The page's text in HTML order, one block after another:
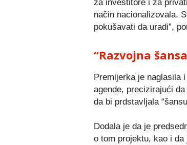
za investitore i za
način nacionalizovala.
pokušavati da uradi”,
“Razvojna
Premijerka je naglasila
agende, precizirajući
da bi prdstavljala
Dodala je da je
o tom projektu, kao i